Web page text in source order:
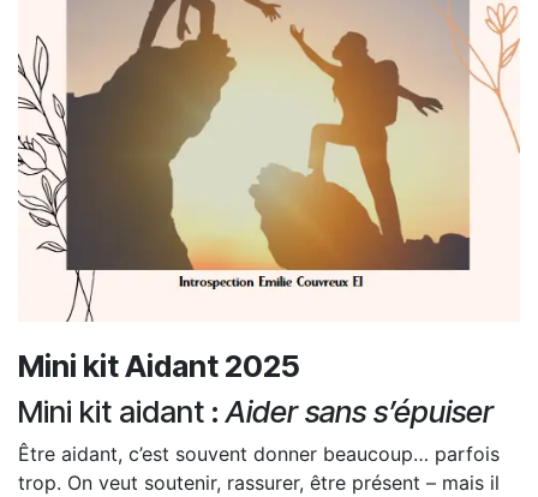
Mini kit Aidant 2025
Mini kit aidant :Aider sans s’épuiser
Être aidant, c’est souvent donner beaucoup… parfois
trop. On veut soutenir, rassurer, être présent – mais il